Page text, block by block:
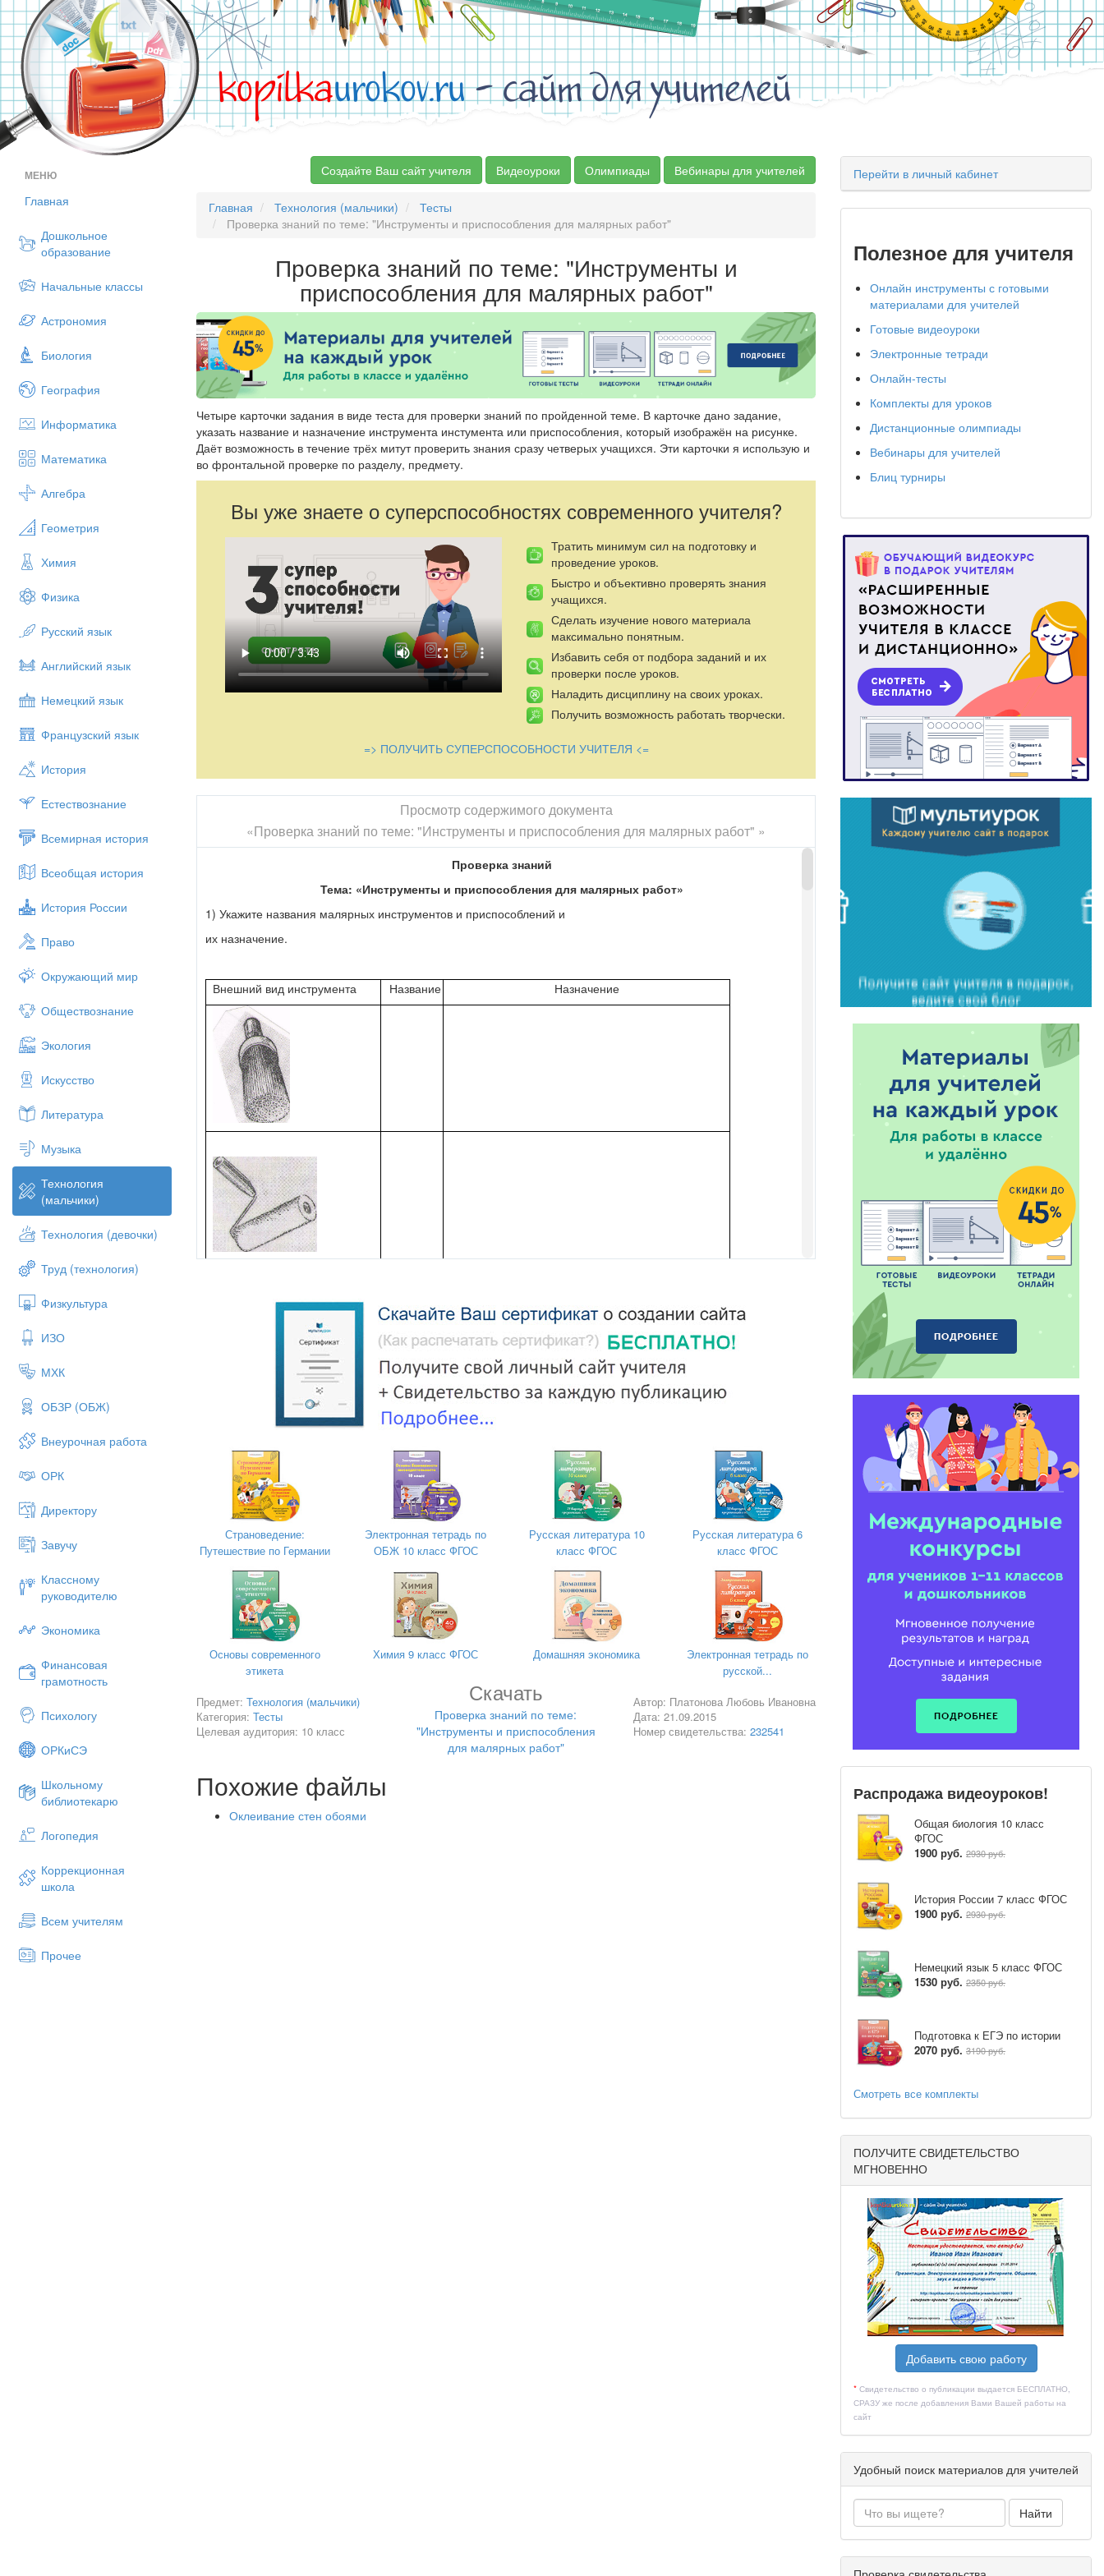
kopilkaurokov.ru- сайт для учителей
МЕНЮ
Главная
Дошкольное
образование
Начальные классы
Астрономия
Биология
География
Информатика
Математика
Алгебра
Геометрия
Химия
Физика
Русский язык
Английский язык
Немецкий язык
Французский язык
История
Естествознание
Всемирная история
Всеобщая история
История России
Право
Окружающий мир
Обществознание
Экология
Искусство
Литература
Музыка
Технология
(мальчики)
Технология (девочки)
Труд (технология)
Физкультура
ИЗО
МХК
ОБЗР (ОБЖ)
Внеурочная работа
ОРК
Директору
Завучу
Классному
руководителю
Экономика
Финансовая
грамотность
Психологу
ОРКиСЭ
Школьному
библиотекарю
Логопедия
Коррекционная
школа
Всем учителям
Прочее
Создайте Ваш сайт учителя Видеоуроки Олимпиады Вебинары для учителей
Главная Технология (мальчики)
Тесты
Проверка знаний по теме: "Инструменты и приспособления для малярных работ"
Проверка знаний по теме: "Инструменты и
приспособления для малярных работ"
Четыре карточки задания в виде теста для проверки знаний по пройденной теме. В карточке дано задание,
указать название и назначение инструмента инстумента или приспособления, который изображён на рисунке.
Даёт возможность в течение трёх митут проверить знания сразу четверых учащихся. Эти карточки я использую и
во фронтальной проверке по разделу, предмету.
Вы уже знаете о суперспособностях современного учителя?
Тратить минимум сил на подготовку и
проведение уроков.
Быстро и объективно проверять знания
учащихся.
Сделать изучение нового материала
максимально понятным.
Избавить себя от подбора заданий и их
проверки после уроков.
Наладить дисциплину на своих уроках.
Получить возможность работать творчески.
=> ПОЛУЧИТЬ СУПЕРСПОСОБНОСТИ УЧИТЕЛЯ <=
Просмотр содержимого документа
«Проверка знаний по теме: "Инструменты и приспособления для малярных работ" »
Проверка знаний
Тема: «Инструменты и приспособления для малярных работ»
1) Укажите названия малярных инструментов и приспособлений и
их назначение.
Внешний вид инструмента Название Назначение
Страноведение:
Путешествие по Германии
Электронная тетрадь по
ОБЖ 10 класс ФГОС
Русская литература 10
класс ФГОС
Русская литература 6
класс ФГОС
Основы современного
этикета
Химия 9 класс ФГОС Домашняя экономика
Электронная тетрадь по
русской...
Предмет: Технология (мальчики)
Категория: Тесты
Целевая аудитория: 10 класс
Скачать
Проверка знаний по теме:
"Инструменты и приспособления
для малярных работ"
Автор: Платонова Любовь Ивановна
Дата: 21.09.2015
Номер свидетельства: 232541
Похожие файлы
Оклеивание стен обоями
Перейти в личный кабинет
Полезное для учителя
Онлайн инструменты с готовыми
материалами для учителей
Готовые видеоуроки
Электронные тетради
Онлайн-тесты
Комплекты для уроков
Дистанционные олимпиады
Вебинары для учителей
Блиц турниры
Распродажа видеоуроков!
Общая биология 10 класс
ФГОС
1900 руб. 2930 руб.
История России 7 класс ФГОС
1900 руб. 2930 руб.
Немецкий язык 5 класс ФГОС
1530 руб. 2350 руб.
Подготовка к ЕГЭ по истории
2070 руб. 3190 руб.
Смотреть все комплекты
ПОЛУЧИТЕ СВИДЕТЕЛЬСТВО
МГНОВЕННО
Добавить свою работу
* Свидетельство о публикации выдается БЕСПЛАТНО,
СРАЗУ же после добавления Вами Вашей работы на
сайт
Удобный поиск материалов для учителей
Найти